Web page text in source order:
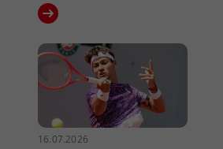
16.07.2026